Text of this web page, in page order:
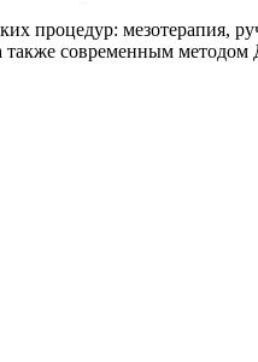
процедур: мезотерапия,
также современным